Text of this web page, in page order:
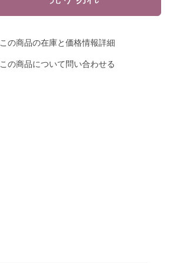
この商品の在庫と価格情報詳細
この商品について問い合わせる